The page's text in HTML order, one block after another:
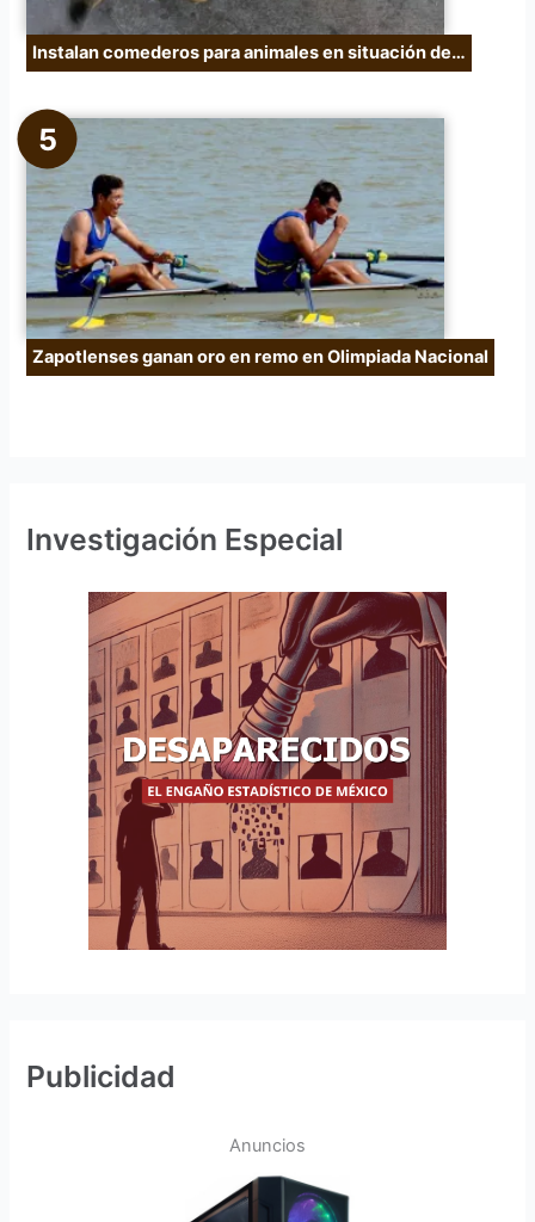
Instalan comederos para animales en situación de…
Zapotlenses ganan oro en remo en Olimpiada Nacional
Investigación Especial
Publicidad
Anuncios